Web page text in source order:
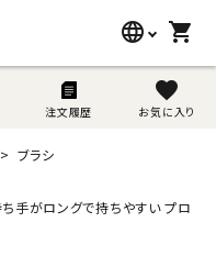
language shopping_cart
注文履歴
favorite
お気に入り
search
ブラシ
手がロングで持ちやすい プロ